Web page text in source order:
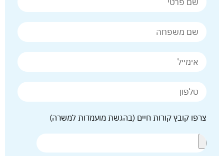
צרפו קובץ קורות חיים (בהגשת מועמדות למשרה)